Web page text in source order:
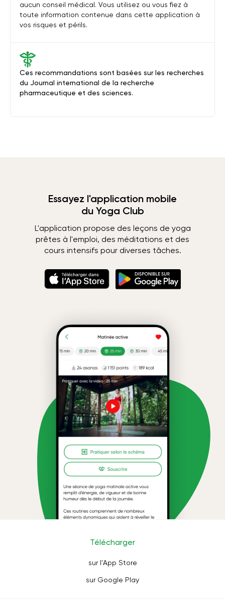
Ces recommandations sont basées sur les recherches
du Journal international de la recherche
pharmaceutique et des sciences.
aucun conseil médical. Vous utilisez ou vous fiez à
toute information contenue dans cette application à
vos risques et périls.
Essayez l'application mobile
du Yoga Club
L'application propose des leçons de yoga
prêtes à l'emploi, des méditations et des
cours intensifs pour diverses tâches.
Télécharger
sur l'App Store
sur Google Play